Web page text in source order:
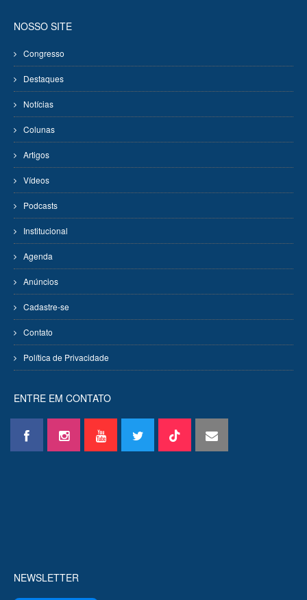
NOSSO SITE
Congresso
Destaques
Notícias
Colunas
Artigos
Vídeos
Podcasts
Institucional
Agenda
Anúncios
Cadastre-se
Contato
Política de Privacidade
ENTRE EM CONTATO
NEWSLETTER